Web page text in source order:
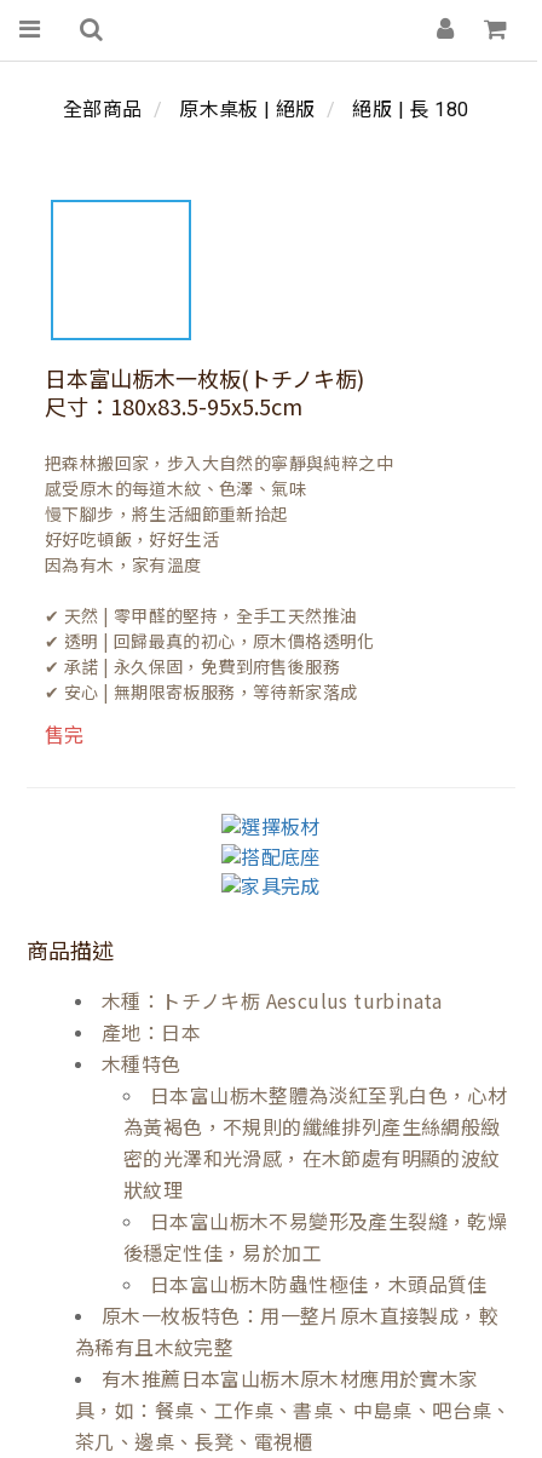
全部商品 原木桌板 | 絕版 絕版 | 長 180
日本富山栃木一枚板(トチノキ栃)
尺寸：180x83.5-95x5.5cm
把森林搬回家，步入大自然的寧靜與純粹之中
感受原木的每道木紋、色澤、氣味
慢下腳步，將生活細節重新拾起
好好吃頓飯，好好生活
因為有木，家有溫度
✔ 天然 | 零甲醛的堅持，全手工天然推油
✔ 透明 | 回歸最真的初心，原木價格透明化
✔ 承諾 | 永久保固，免費到府售後服務
✔ 安心 | 無期限寄板服務，等待新家落成
售完
商品描述
木種：トチノキ栃 Aesculus turbinata
產地：日本
木種特色
日本富山栃木整體為淡紅至乳白色，心材
為黃褐色，不規則的纖維排列產生絲綢般緻
密的光澤和光滑感，在木節處有明顯的波紋
狀紋理
日本富山栃木不易變形及產生裂縫，乾燥
後穩定性佳，易於加工
日本富山栃木防蟲性極佳，木頭品質佳
原木一枚板特色：用一整片原木直接製成，較
為稀有且木紋完整
有木推薦日本富山栃木原木材應用於實木家
具，如：餐桌、工作桌、書桌、中島桌、吧台桌、
茶几、邊桌、長凳、電視櫃